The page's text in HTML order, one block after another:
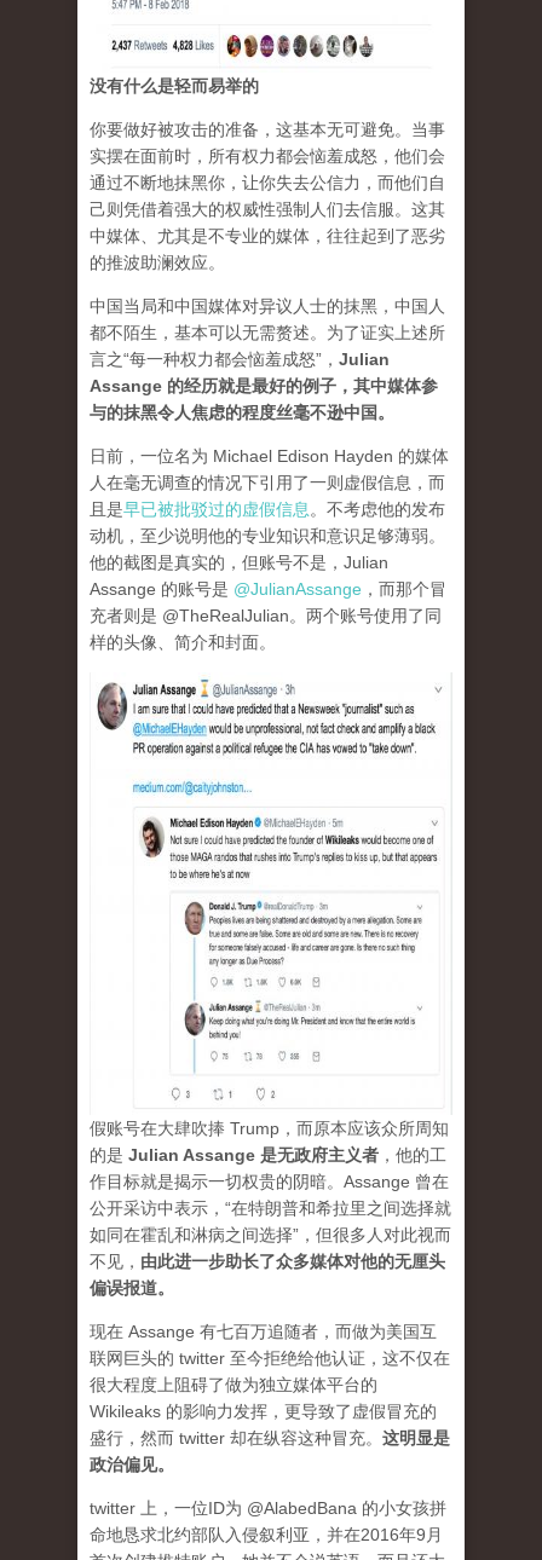
没有什么是轻而易举的
你要做好被攻击的准备，这基本无可避免。当事
实摆在面前时，所有权力都会恼羞成怒，他们会
通过不断地抹黑你，让你失去公信力，而他们自
己则凭借着强大的权威性强制人们去信服。这其
中媒体、尤其是不专业的媒体，往往起到了恶劣
的推波助澜效应。
中国当局和中国媒体对异议人士的抹黑，中国人
都不陌生，基本可以无需赘述。为了证实上述所
言之“每一种权力都会恼羞成怒”， Julian
Assange 的经历就是最好的例子，其中媒体参
与的抹黑令人焦虑的程度丝毫不逊中国。
日前，一位名为 Michael Edison Hayden 的媒体
人在毫无调查的情况下引用了一则虚假信息，而
且是早已被批驳过的虚假信息 。不考虑他的发布
动机，至少说明他的专业知识和意识足够薄弱。
他的截图是真实的，但账号不是，Julian
Assange 的账号是 @JulianAssange ，而那个冒
充者则是 @TheRealJulian。两个账号使用了同
样的头像、简介和封面。
假账号在大肆吹捧 Trump，而原本应该众所周知
的是 Julian Assange 是无政府主义者 ，他的工
作目标就是揭示一切权贵的阴暗。Assange 曾在
公开采访中表示，“在特朗普和希拉里之间选择就
如同在霍乱和淋病之间选择”，但很多人对此视而
不见， 由此进一步助长了众多媒体对他的无厘头
偏误报道。
现在 Assange 有七百万追随者，而做为美国互
联网巨头的 twitter 至今拒绝给他认证，这不仅在
很大程度上阻碍了做为独立媒体平台的
Wikileaks 的影响力发挥，更导致了虚假冒充的
盛行，然而 twitter 却在纵容这种冒充。 这明显是
政治偏见。
twitter 上，一位ID为 @AlabedBana 的小女孩拼
命地恳求北约部队入侵叙利亚，并在2016年9月